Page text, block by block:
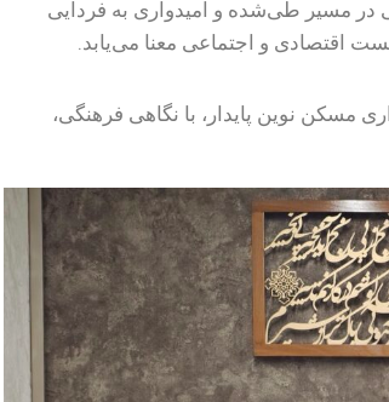
مسیر طی‌شده و امیدواری به فردایی
اقتصادی و اجتماعی معنا می‌یابد.
مسکن نوین پایدار، با نگاهی فرهنگی،